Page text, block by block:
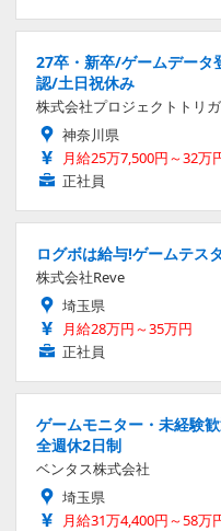
27卒・新卒/ゲームデータ
認/土日祝休み
株式会社プロジェクトトリ
神奈川県
月給25万7,500円～32万
正社員
ログボは給与!ゲームテス
株式会社Reve
埼玉県
月給28万円～35万円
正社員
ゲームモニター・未経験
全週休2日制
ベンタス株式会社
埼玉県
月給31万4,400円～58万